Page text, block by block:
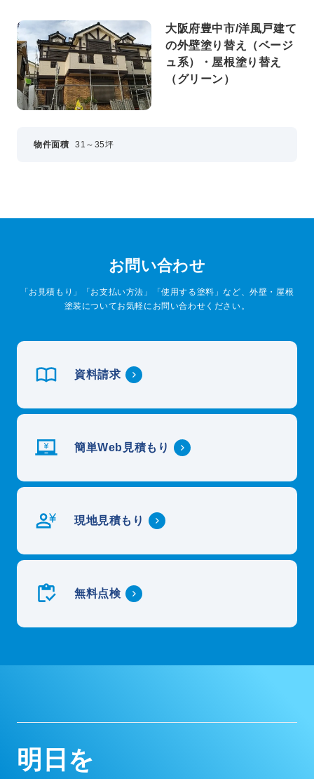
大阪府豊中市/洋風戸建て
の外壁塗り替え（ベージ
ュ系）・屋根塗り替え
（グリーン）
物件面積 31～35坪
お問い合わせ
「お見積もり」「お支払い方法」「使用する塗料」など、外壁・屋根
塗装についてお気軽にお問い合わせください。
資料請求
簡単Web見積もり
現地見積もり
無料点検
明 日 を